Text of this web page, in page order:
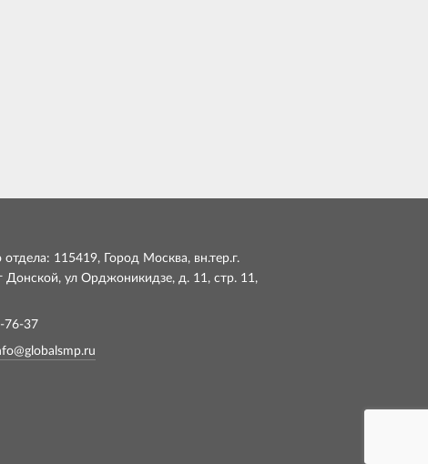
115419, Город Москва, вн.тер.г.
Донской, ул Орджоникидзе, д. 11, стр. 11,
76-37